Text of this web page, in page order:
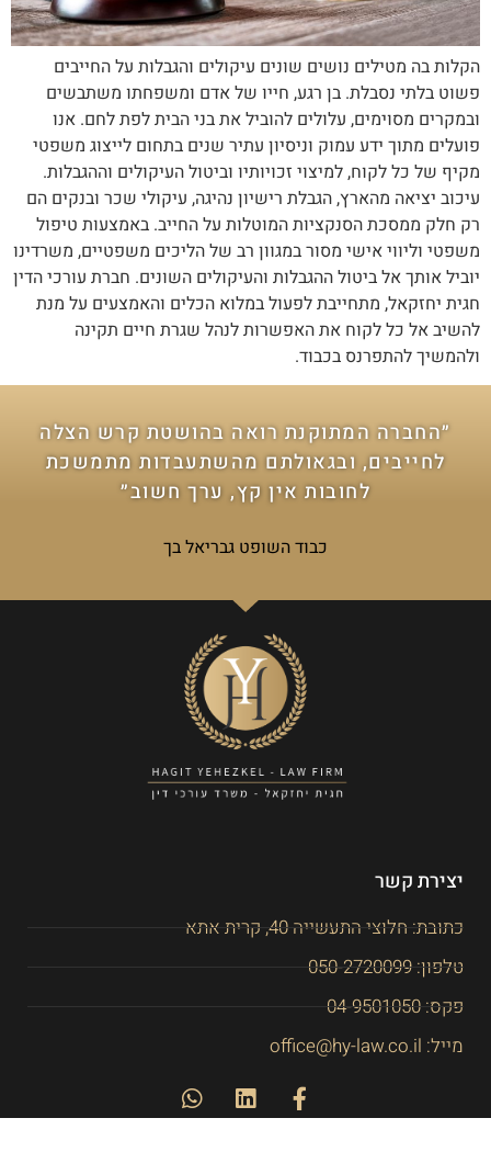
הקלות בה מטילים נושים שונים עיקולים והגבלות על החייבים
פשוט בלתי נסבלת. בן רגע, חייו של אדם ומשפחתו משתבשים
ובמקרים מסוימים, עלולים להוביל את בני הבית לפת לחם. אנו
פועלים מתוך ידע עמוק וניסיון עתיר שנים בתחום לייצוג משפטי
מקיף של כל לקוח, למיצוי זכויותיו וביטול העיקולים וההגבלות.
עיכוב יציאה מהארץ, הגבלת רישיון נהיגה, עיקולי שכר ובנקים הם
רק חלק ממסכת הסנקציות המוטלות על החייב. באמצעות טיפול
משפטי וליווי אישי מסור במגוון רב של הליכים משפטיים, משרדינו
יוביל אותך אל ביטול ההגבלות והעיקולים השונים. חברת עורכי הדין
חגית יחזקאל, מתחייבת לפעול במלוא הכלים והאמצעים על מנת
להשיב אל כל לקוח את האפשרות לנהל שגרת חיים תקינה
ולהמשיך להתפרנס בכבוד.
״החברה המתוקנת רואה בהושטת קרש הצלה
לחייבים, ובגאולתם מהשתעבדות מתמשכת
לחובות אין קץ, ערך חשוב״
כבוד השופט גבריאל בך
יצירת קשר
כתובת: חלוצי התעשייה 40, קרית אתא
טלפון: 050-2720099
פקס: 04-9501050
מייל: office@hy-law.co.il